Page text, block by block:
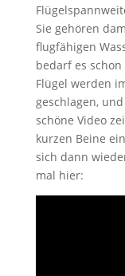
Sie gehören
flugfähigen
bedarf es
Flügel werden
geschlagen,
schöne Video
kurzen Beine
sich dann
mal hier: